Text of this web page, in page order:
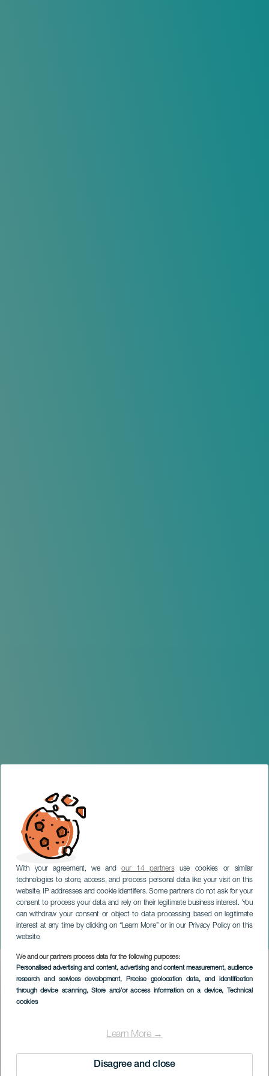
With your agreement, we andour 14 partnersuse cookies or similar
technologies to store, access, and process personal data like your visit on this
website, IP addresses and cookie identifiers. Some partners do not ask for your
consent to process your data and rely on their legitimate business interest. You
can withdraw your consent or object to data processing based on legitimate
interest at any time by clicking on “Learn More” or in our Privacy Policy on this
website.
We and our partners process data for the following purposes:
Personalised advertising and content, advertising and content measurement, audience
research and services development, Precise geolocation data, and identification
through device scanning, Store and/or access information on a device, Technical
cookies
Learn More →
Disagree and close
Misión Impro-sible:
Aguilera y Mení
TENERIFE
Imagen
Listado